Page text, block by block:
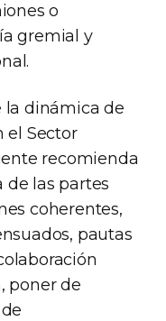
o
gremial y
la dinámica de
el Sector
recomienda
de las partes
coherentes,
pautas
poner de